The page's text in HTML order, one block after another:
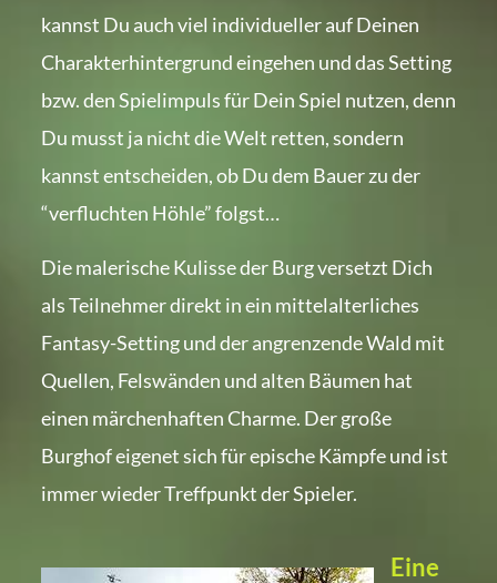
kannst Du auch viel individueller auf Deinen
Charakterhintergrund eingehen und das Setting
bzw. den Spielimpuls für Dein Spiel nutzen, denn
Du musst ja nicht die Welt retten, sondern
kannst entscheiden, ob Du dem Bauer zu der
“verfluchten Höhle” folgst…
Die malerische Kulisse der Burg versetzt Dich
als Teilnehmer direkt in ein mittelalterliches
Fantasy-Setting und der angrenzende Wald mit
Quellen, Felswänden und alten Bäumen hat
einen märchenhaften Charme. Der große
Burghof eigenet sich für epische Kämpfe und ist
immer wieder Treffpunkt der Spieler.
Eine